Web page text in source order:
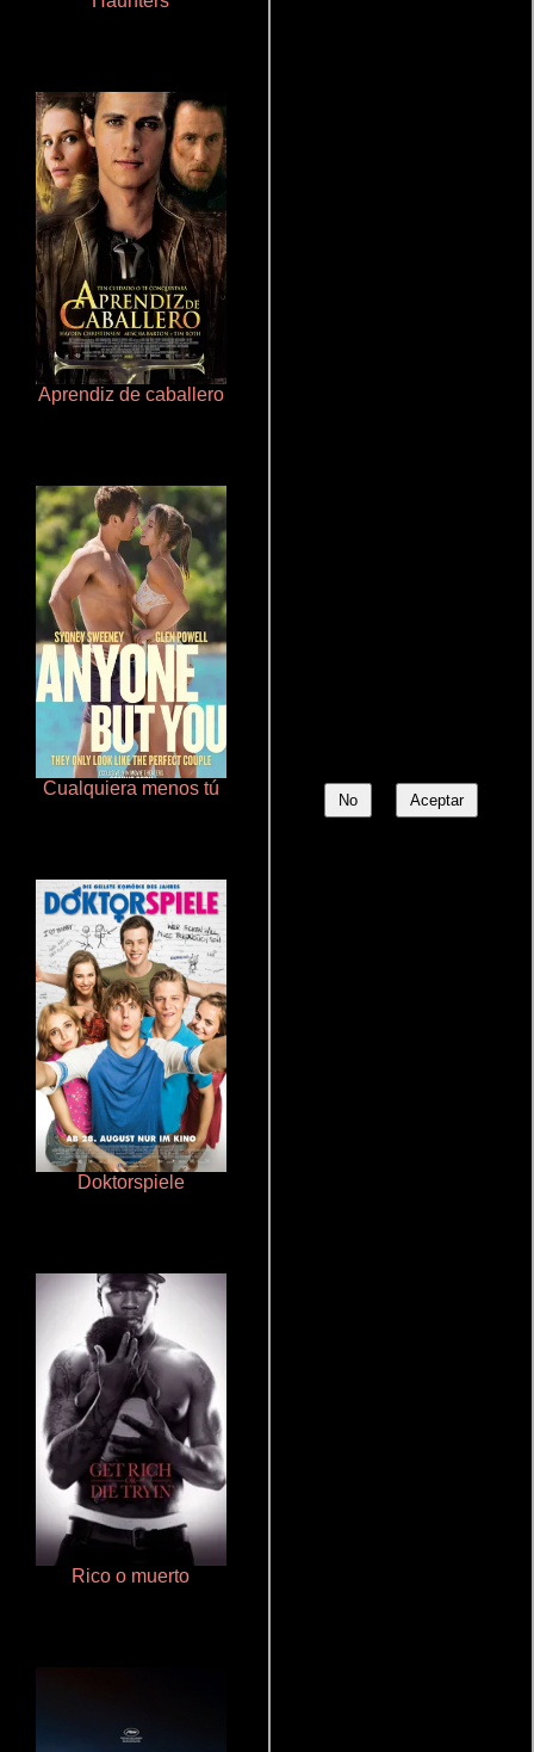
No Aceptar
Aprendiz de caballero
Cualquiera menos tú Aquaman y el reino perdido
Doktorspiele
Rico o muerto